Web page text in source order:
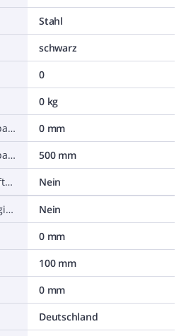
Stahl
schwarz
0
0 kg
Geeignet für Gehäusebaubreite
0 mm
Geeignet für Gehäusebautiefe
500 mm
Geeignet für Be-/Entlüftung
Nein
Geeignet für Kabelrangierung
Nein
0 mm
100 mm
0 mm
Deutschland